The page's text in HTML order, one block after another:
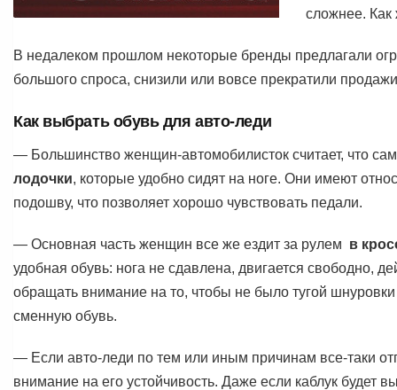
сложнее.
В недалеком прошлом некоторые бренды предлагали
большого спроса, снизили или вовсе прекратили
Как выбрать обувь для авто-леди
— Большинство женщин-автомобилисток считает, что
лодочки, которые удобно сидят на ноге. Они имеют
подошву, что позволяет хорошо чувствовать педали.
— Основная часть женщин все же ездит за рулем в
удобная обувь: нога не сдавлена, двигается свободно,
обращать внимание на то, чтобы не было тугой
сменную обувь.
— Если авто-леди по тем или иным причинам все-таки
внимание на его устойчивость. Даже если каблук